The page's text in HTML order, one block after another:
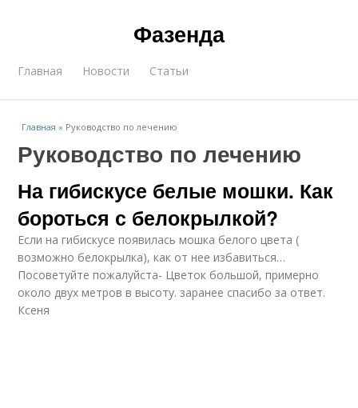
Фазенда
Главная Новости Статьи
Главная » Руководство по лечению
Руководство по лечению
На гибискусе белые мошки. Как
бороться с белокрылкой?
Если на гибискусе появилась мошка белого цвета (
возможно белокрылка), как от нее избавиться…
Посоветуйте пожалуйста- Цветок большой, примерно
около двух метров в высоту. заранее спасибо за ответ.
Ксеня